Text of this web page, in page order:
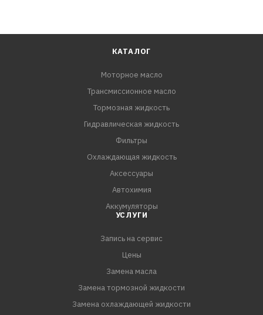
КАТАЛОГ
Моторное масло
Трансмиссионное масло
Тормозная жидкость
Гидравлическая жидкость
Фильтры
Охлаждающая жидкость
Аксессуары
Автохимия
Аккумуляторы
УСЛУГИ
Запись на сервис
Цены
Замена масла
Замена тормозной жидкости
Замена охлаждающей жидкости